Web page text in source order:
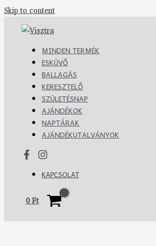
Skip to content
MINDEN TERMÉK
ESKÜVŐ
BALLAGÁS
KERESZTELŐ
SZÜLETÉSNAP
AJÁNDÉKOK
NAPTÁRAK
AJÁNDÉKUTALVÁNYOK
KAPCSOLAT
0Ft